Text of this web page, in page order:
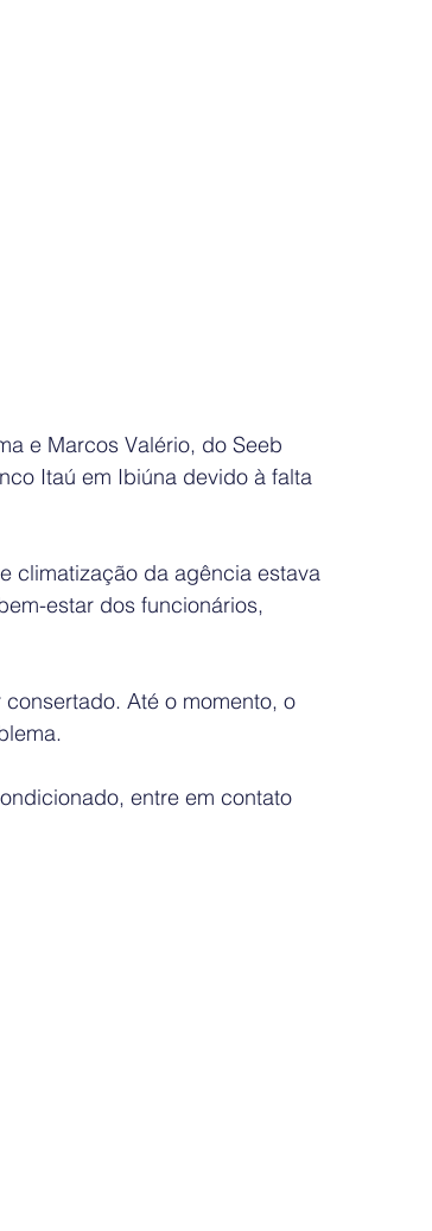
e Marcos Valério, do Seeb
Itaú em Ibiúna devido à falta
climatização da agência estava
estar dos funcionários,
Até o momento, o
entre em contato